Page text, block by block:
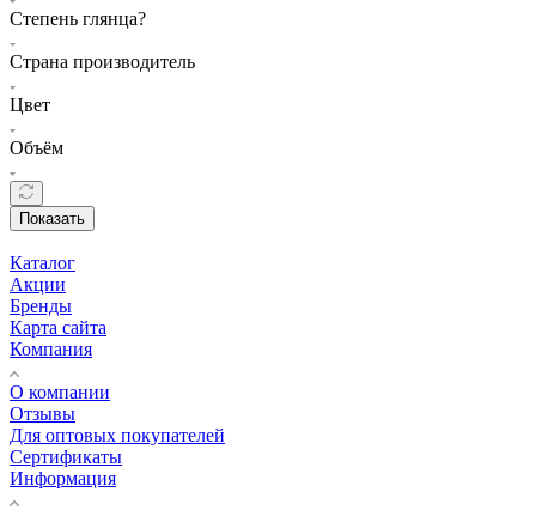
Степень глянца?
Страна производитель
Цвет
Объём
Показать
Каталог
Акции
Бренды
Карта сайта
Компания
О компании
Отзывы
Для оптовых покупателей
Сертификаты
Информация